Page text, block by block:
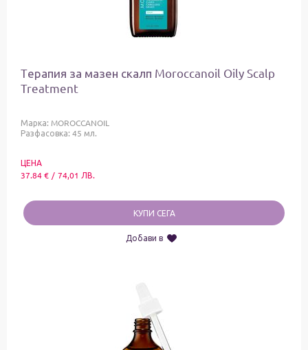
Tерапия за мазен скалп Moroccanoil Oily Scalp
Treatment
Марка: MOROCCANOIL
Разфасовка: 45 мл.
ЦЕНА
37.84€ / 74,01 ЛВ.
КУПИ СЕГА
Добави в